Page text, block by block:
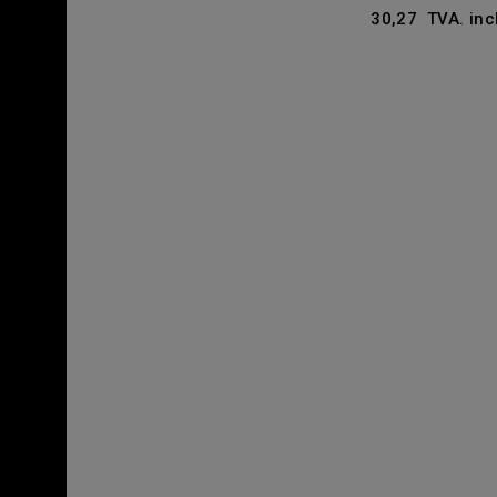
30,27 TVA.